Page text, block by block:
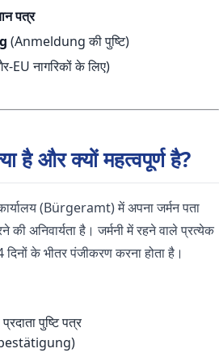
पत्र
(Anmeldung की पुष्टि)
EU नागरिकों के लिए)
और क्यों महत्वपूर्ण है?
(Bürgeramt) में अपना जर्मन पता
अनिवार्यता है। जर्मनी में रहने वाले प्रत्येक
के भीतर पंजीकरण करना होता है।
पुष्टि पत्र